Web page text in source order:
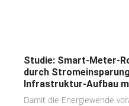
Studie: Smart-Meter-
durch
Infrastruktur-Aufbau
Damit die Energiewende